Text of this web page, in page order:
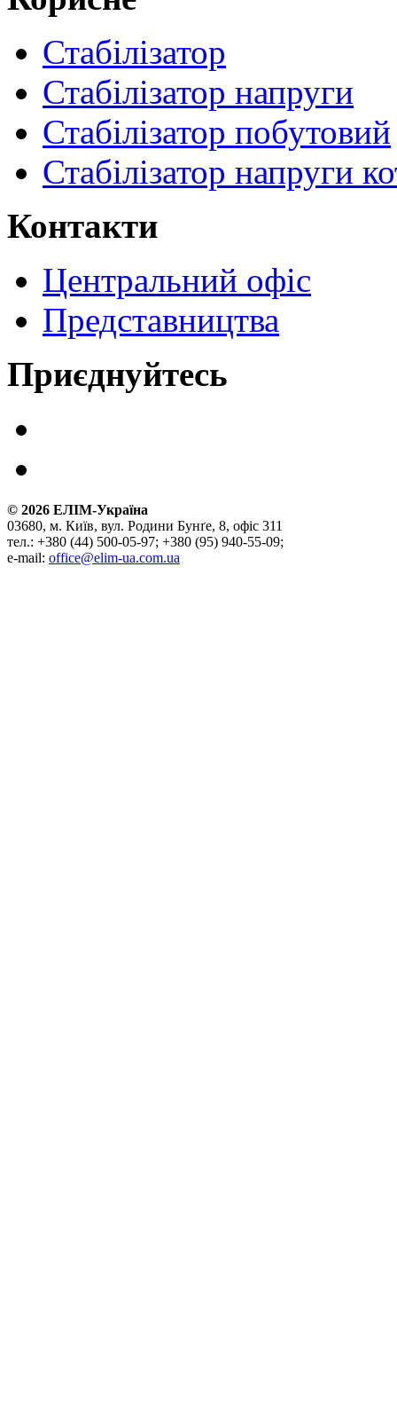
Стабілізатор
Стабілізатор напруги
Стабілізатор побутовий
Стабілізатор напруги
Контакти
Центральний офіс
Представництва
Приєднуйтесь
© 2026 ЕЛІМ-Україна
03680, м. Київ, вул. Родини Бунґе, 8, офіс 311
тел.: +380 (44) 500-05-97; +380 (95) 940-55-09;
e-mail: office@elim-ua.com.ua